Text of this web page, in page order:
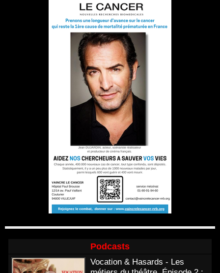
Podcasts
Vocation & Hasards - Les